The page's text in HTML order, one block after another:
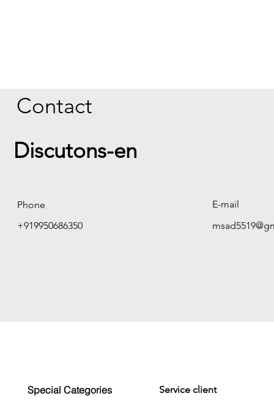
Contact
Discutons-en
Phone
+919950686350
E-mail
Service client
Special Categories